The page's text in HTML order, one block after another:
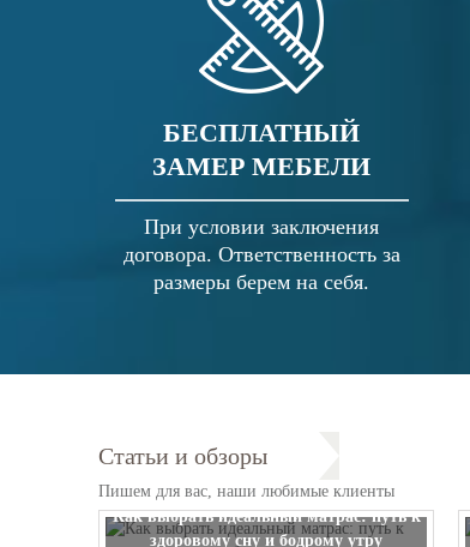
БЕСПЛАТНЫЙ
ЗАМЕР МЕБЕЛИ
При условии заключения
договора. Ответственность за
размеры берем на себя.
Статьи и обзоры
Пишем для вас, наши любимые клиенты
Как выбрать идеальный матрас: путь к
здоровому сну и бодрому утру